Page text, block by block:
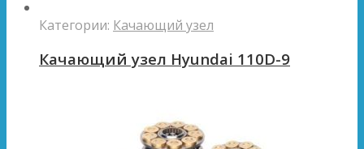
Категории: Качающий узел
Качающий узел Hyundai 110D-9